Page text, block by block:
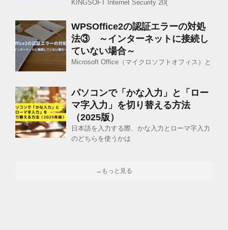
KINGSOFT Internet Security 20(
WPSOffice2の認証エラーの対処
法③ ～インターネットに接続し
ていない場合～
Microsoft Office（マイクロソフトオフィス）と
パソコンで「かな入力」と「ロー
マ字入力」を切り替える方法
（2025版）
日本語を入力する際、かな入力とローマ字入力
のどちらを使うかは
→もっと見る